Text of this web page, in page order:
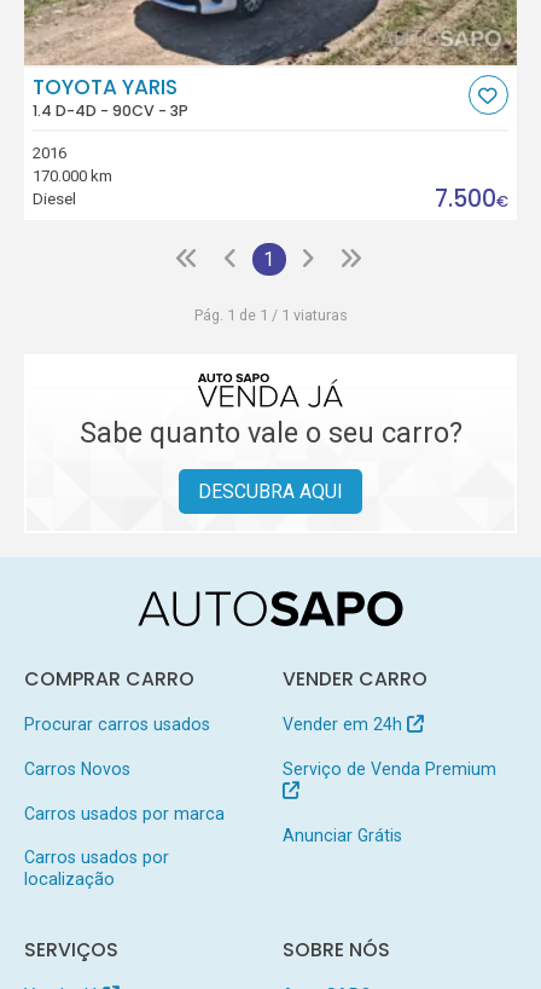
TOYOTA YARIS
1.4 D-4D - 90CV - 3P
2016
170.000 km
Diesel
7.500€
1
Pág. 1 de 1 / 1 viaturas
Sabe quanto vale o seu carro?
DESCUBRA AQUI
COMPRAR CARRO
Procurar carros usados
Carros Novos
Carros usados por marca
Carros usados por
localização
VENDER CARRO
Vender em 24h
Serviço de Venda Premium
Anunciar Grátis
SERVIÇOS SOBRE NÓS